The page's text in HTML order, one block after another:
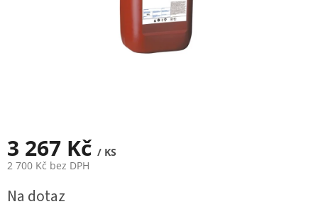
3 267 Kč / KS
2 700 Kč bez DPH
cena:
Na dotaz